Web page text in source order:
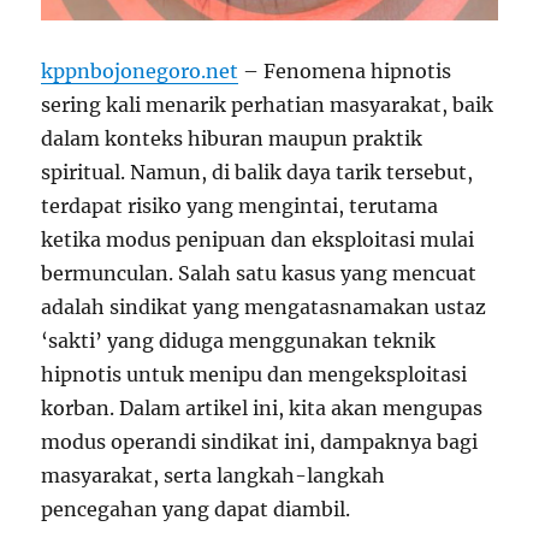
kppnbojonegoro.net – Fenomena hipnotis
sering kali menarik perhatian masyarakat, baik
dalam konteks hiburan maupun praktik
spiritual. Namun, di balik daya tarik tersebut,
terdapat risiko yang mengintai, terutama
ketika modus penipuan dan eksploitasi mulai
bermunculan. Salah satu kasus yang mencuat
adalah sindikat yang mengatasnamakan ustaz
‘sakti’ yang diduga menggunakan teknik
hipnotis untuk menipu dan mengeksploitasi
korban. Dalam artikel ini, kita akan mengupas
modus operandi sindikat ini, dampaknya bagi
masyarakat, serta langkah-langkah
pencegahan yang dapat diambil.